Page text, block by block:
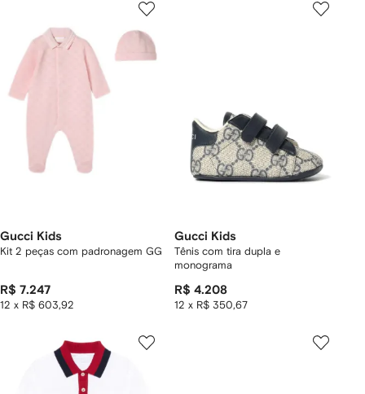
Gucci Kids
Kit 2 peças com padronagem GG
R$ 7.247
12 x R$ 603,92
Gucci Kids
Tênis com tira dupla e
monograma
R$ 4.208
12 x R$ 350,67